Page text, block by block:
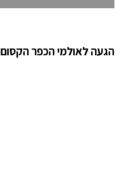
הגעה לאולמי הכפר הקסום